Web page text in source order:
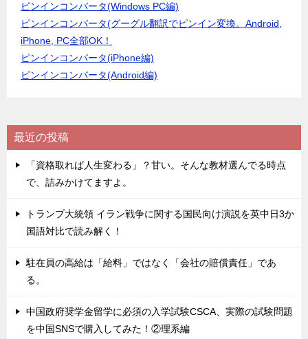
ピンインコンバータ(Windows PC編)
ピンインコンバータ(グーグル翻訳でピンイン変換。Android,
iPhone, PC全部OK！
ピンインコンバータ(iPhone編)
ピンインコンバータ(Android編)
最近の投稿
「資格取れば人生変わる」？甘い。そんな教材選んでる時点
で、詰みかけてますよ。
トランプ大統領 イラン戦争に関する国民向け演説を英中日3か
国語対比で読み解く！
駐在員の高給は「給料」ではなく「会社の賠償責任」であ
る。
中国政府奨学金留学に必須の入学試験CSCA、実際の試験問題
を中国SNSで購入してみた！②理系編